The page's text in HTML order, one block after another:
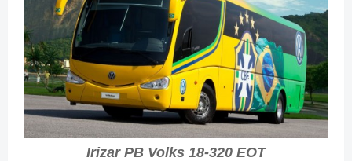
Irizar PB Volks 18-320 EOT